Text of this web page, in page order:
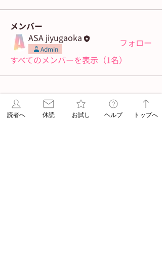
メンバー
ASA jiyugaoka
Admin
フォロー
すべてのメンバーを表示（1名）
読者へ 休読 お試し ヘルプ トップへ